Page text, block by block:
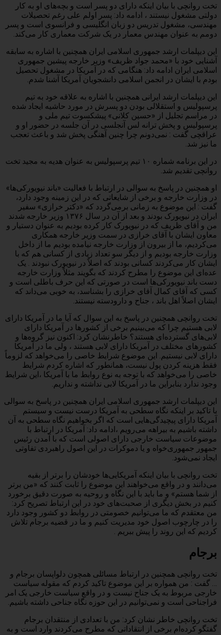
تخت روانچی با بیان اینکه دارای دو پسر است و بچه‌های او به کار
دولتی مشغول نیستند ، ادامه داد: پسر اولم علی رغم تحصیلات
مهندسی، مشغول تدریس دو زبان انگلیسی و فرانسوی است و پسر
دومم به عنوان مهندس معمار در یک شرکت معماری کار می‌کند.
این دیپلمات ارشد جمهوری اسلامی ایران همچنین با اشاره به سابقه
آشنایی خود با «محمد جواد ظریف» وزیر خارجه پیشین جمهوری
اسلامی ایران ادامه داد: هنگامی که در آمریکا در مشغول تحصیل
بودم با ایشان در انجمن اسلامی دانشجویان آمریکا آشنا شدم.
این دیپلمات ارشد ایرانی همچنین با اشاره به علاقه خود به تیم
پرسپولیس و استقلالی بودن دو پسرش در مورد حاشیه ایجاد شده
در مراسم تجلیل از «حسین کلانی» پیشکسوت تیم ملی و
پرسپولیس و پخش ترانه لس آنجلسی در آن جلسه در حضور او و
عراقچی گفت : نمی‌دونم چرا چنین آهنگی پخش شد و باعث تعجب
ما نیز شد.
در این برنامه شماره ۱۰ تیم پرسپولیس به عنوان هدیه به مجید تخت
روانچی تقدیم شد.
او همچنین در پاسخ به سوالی در ارتباط با فعالیت «باند نیویورکی‌ها»
در وزارت خارجه و برخی از شایعاتی که در این زمینه وجود دارد،
گفت : این موضوع به زمانی برمی‌گردد که «دکتر خرازی» سفیر
ایران در نیویورک بودند و بعد از آن در سال ۱۳۷۶ وزیر خارجه شدند
من و آقای ظریف که در نیویورک کار کرده بودیم به عنوان دستیار و
معاون ایشان با آقای خرازی در سمت وزیر خارجه همکاری
می‌کردیم، ما از بیرون از وزارت خارجه نیامده بودیم ما از داخل
وزارت خارجه بودیم و از دیگر سو تعداد زیادی از کسانی هم که با
ایشان کار می‌کردند کسانی بودند که اصلاً در نیویورک نبودند . یک
عده‌ای این موضوع را مطرح کردند که بگویند مثلاً وزارت خارجه
دست باند نیویورکی‌ها است در صورتی که این حرف باطلی است و
کسی که آقای کمال آقای خرازی را بشناسد، به خوبی می‌داند که
ایشان اصلاً اهل باند ، جناح و دارودسته نیستند.
تخت روانچی همچنین در پاسخ به این سوال که آیا ما در آمریکا دارای
لابی هستیم چرا که می‌بینیم برخی از کشورها در آمریکا دارای
لابی‌های گسترده‌ای هستند؟ خاطرنشان کرد: اکنون نیز گروه‌ها و
کشورهای مختلف در آمریکا دارای لابی هستند ، ولی ما در آمریکا
دارای لابی نیستیم. این موضوع شرایط خاصی را می‌خواهد که لزوماً
فقط هزینه کردن پول نیست، همانطور که اشاره کردم شرایط
خاصی را می‌خواهد که با توجه به نوع روابط ما با آمریکا ،این شرایط
وجود ندارد بنابراین ما در آمریکا لابی نداشته و نداریم.
این دیپلمات ارشد جمهوری اسلامی ایران همچنین در پاسخ به سوالی
با تاکید بر اینکه نگاه سطحی به آمریکا درست نیست و سیستم
آمریکا دارای پیچیدگی‌هایی است که اگر بخواهیم نگاه سطحی به آن
داشته باشیم به بیراهه می‌رویم ،ادامه داد: آمریکا در ارتباط با
موضوعات سیاست خارجی دارای اصولی است که با آمدن رئیس
جمهور جمهوری‌خواه و یا دموکرات در این اصول راهبردی تفاوتی
ایجاد نمی‌شود.
تخت روانچی با بیان اینکه آمریکایی‌ها خودشان را برتر از بقیه
می‌دانند و در واقع می‌خواهند این موضوع را ثابت کنند که «من برتر
از شما هستم» و ما باید با این نگاه و روحیه به صورت دقیق برخورد
کنیم در بخش دیگری از صحبت‌های خود در این ارتباط تصریح کرد:
من معتقدم که ما می‌توانیم خصومتی در روابط دو کشور وجود دارد
را در چارچوب اصول خود مدیریت کنیم و ما در قضیه برجام تلاش
کردیم که این روند را پیش ببریم .
برجام
تخت روانچی همچنین در ارتباط مسائلی همچون دلواپسان برجام و
… گفت : من همواره بر این موضوع تاکید کردم که مقوله سیاست
خارجی مربوط به یک جناح نیست و در واقع سیاست خارجی یک امر
فراجناحی است و نمی‌توانیم در این حوزه نگاه جناحی داشته باشیم.
تخت روانچی خاطر نشان کرد: من با تعدادی از منتقدان برجام
گفتگو کرده‌ام برخی از انتقاداتی که مطرح می‌کردند وارد است و به